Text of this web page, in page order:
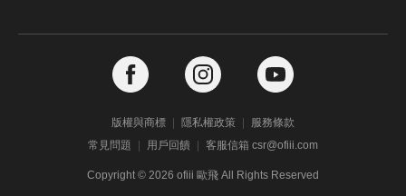
版權與商標 隱私權政策
服務條款
常見問題
用戶回饋 客服信箱 csr@ofiii.com
Copyright © 2026 ofiii 歐飛 All Rights Reserved